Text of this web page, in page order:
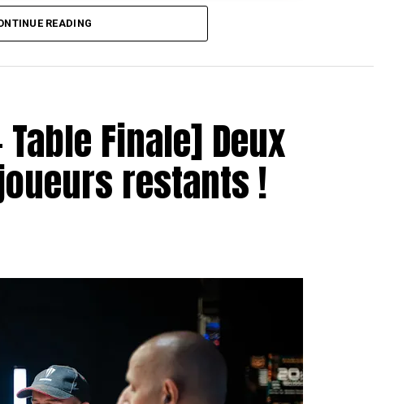
une grande avance en jetons au début du duel, son
bien pu revenir à niveau pour créer la surprise.
est arrivée, et Chotec a su s’imposer et
remporter cette première édition
READING
Finale] Deux
restants !